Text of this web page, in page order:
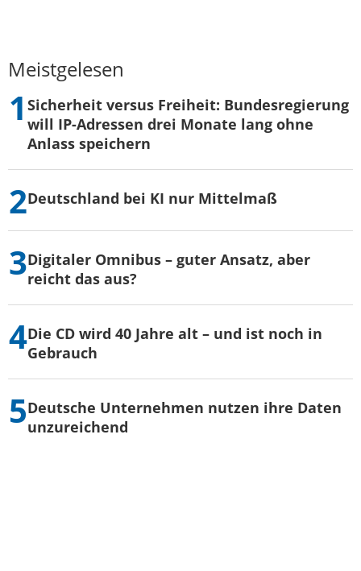
Meistgelesen
Sicherheit versus Freiheit: Bundesregierung
will IP-Adressen drei Monate lang ohne
Anlass speichern
Deutschland bei KI nur Mittelmaß
Digitaler Omnibus – guter Ansatz, aber
reicht das aus?
Die CD wird 40 Jahre alt – und ist noch in
Gebrauch
Deutsche Unternehmen nutzen ihre Daten
unzureichend